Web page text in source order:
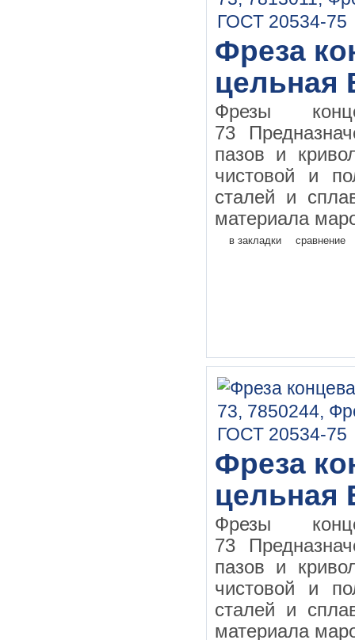
Фреза
цельная
Фрезы
73
пазов и
чистовой и
сталей и
материала
в закладки сравнение
Фреза
цельная
Фрезы
73
пазов и
чистовой и
сталей и
материала